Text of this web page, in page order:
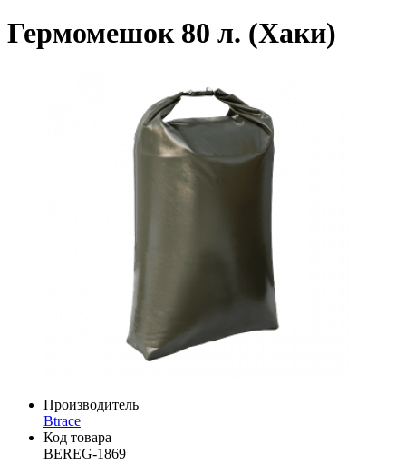
Гермомешок 80 л. (Хаки)
Производитель
Btrace
Код товара
BEREG-1869